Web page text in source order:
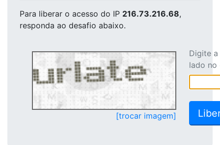
Para liberar o acesso do IP 216.73.216.68,
responda ao desafio abaixo.
[trocar imagem]
Digite
lado no